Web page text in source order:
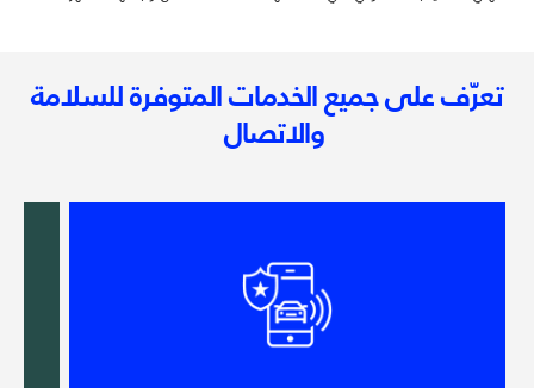
تعرّف على جميع الخدمات المتوفرة للسلامة
والاتصال